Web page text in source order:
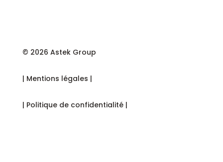
© 2026 Astek Group
| Mentions légales |
| Politique de confidentialité |